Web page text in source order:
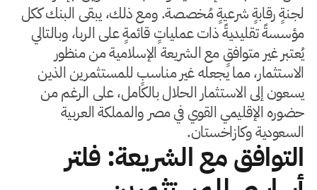
لجنةٍ رقابةٍ شرعيةٍ مُخصصة. ومع ذلك، يبقى البنك ككل
مؤسسةً تقليديةً ذات عملياتٍ قائمةٍ على الربا، وبالتالي
يُعتبر غير متوافقٍ مع الشريعة الإسلامية من منظور
الاستثمار، مما يجعله غير مناسبٍ للمستثمرين الذين
يسعون إلى الاستثمار الحلال بالكامل، على الرغم من
حضوره الإقليمي القوي في مصر والمملكة العربية
السعودية وكازاخستان.
التوافق مع الشريعة: فلتر